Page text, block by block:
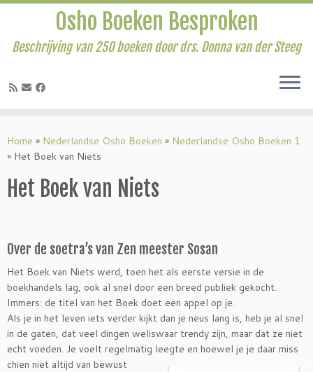
naar
inhoud
Osho Boeken Besproken
Beschrijving van 250 boeken door drs. Donna van der Steeg
Home » Nederlandse Osho Boeken » Nederlandse Osho Boeken 1
» Het Boek van Niets
Het Boek van Niets
Over de soetra’s van Zen meester Sosan
Het Boek van Niets werd, toen het als eerste versie in de
boekhandels lag, ook al snel door een breed publiek gekocht.
Immers: de titel van het Boek doet een appel op je.
Als je in het leven iets verder kijkt dan je neus lang is, heb je al snel
in de gaten, dat veel dingen weliswaar trendy zijn, maar dat ze niet
echt voeden. Je voelt regelmatig leegte en hoewel je je daar miss
chien niet altijd van bewust